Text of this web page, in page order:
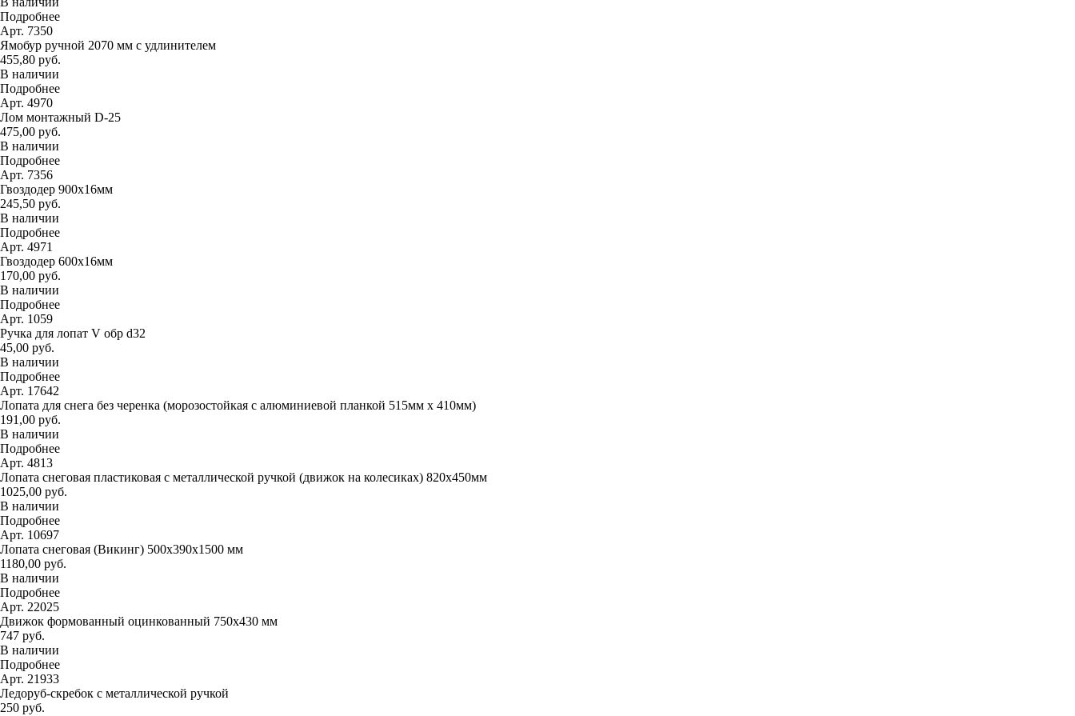
Подробнее
Арт. 7350
Ямобур ручной 2070 мм с удлинителем
455,80 руб.
В наличии
Подробнее
Арт. 4970
Лом монтажный D-25
475,00 руб.
В наличии
Подробнее
Арт. 7356
Гвоздодер 900х16мм
245,50 руб.
В наличии
Подробнее
Арт. 4971
Гвоздодер 600х16мм
170,00 руб.
В наличии
Подробнее
Арт. 1059
Ручка для лопат V обр d32
45,00 руб.
В наличии
Подробнее
Арт. 17642
Лопата для снега без черенка (морозостойкая с алюминиевой планкой 515мм х 410мм)
191,00 руб.
В наличии
Подробнее
Арт. 4813
Лопата снеговая пластиковая с металлической ручкой (движок на колесиках) 820х450мм
1025,00 руб.
В наличии
Подробнее
Арт. 10697
Лопата снеговая (Викинг) 500х390х1500 мм
1180,00 руб.
В наличии
Подробнее
Арт. 22025
Движок формованный оцинкованный 750х430 мм
747 руб.
В наличии
Подробнее
Арт. 21933
Ледоруб-скребок с металлической ручкой
250 руб.